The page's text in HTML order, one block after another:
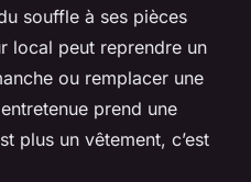
souffle à ses pièces
local peut reprendre un
ou remplacer une
prend une
plus un vêtement, c’est